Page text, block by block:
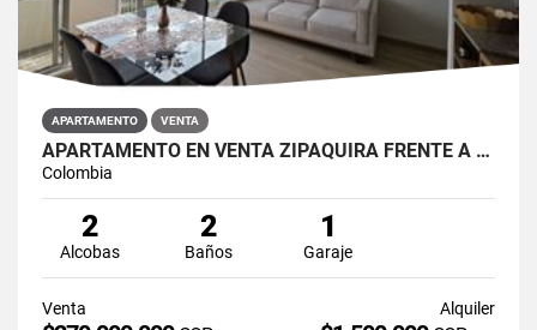
APARTAMENTO VENTA
APARTAMENTO EN VENTA ZIPAQUIRÁ FRENTE A LA UNIMINUTO
Colombia
2
Alcobas
2
Baños
1
Garaje
Venta Alquiler